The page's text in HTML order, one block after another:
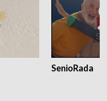
SenioRada